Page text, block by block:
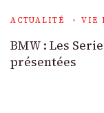
ACTUALITÉ VIE
BMW : Les
présentées